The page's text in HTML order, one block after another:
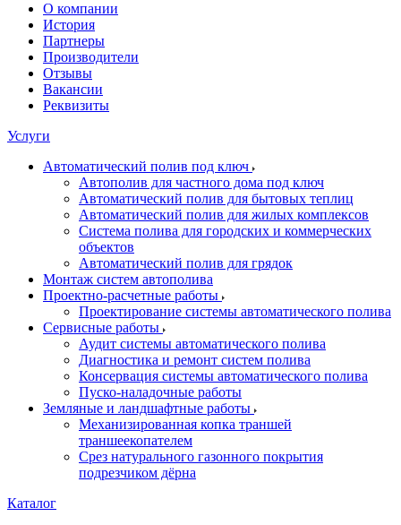
О компании
История
Партнеры
Производители
Отзывы
Вакансии
Реквизиты
Услуги
Автоматический полив под ключ
Автополив для частного дома под ключ
Автоматический полив для бытовых теплиц
Автоматический полив для жилых комплексов
Система полива для городских и коммерческих
объектов
Автоматический полив для грядок
Монтаж систем автополива
Проектно-расчетные работы
Проектирование системы автоматического полива
Сервисные работы
Аудит системы автоматического полива
Диагностика и ремонт систем полива
Консервация системы автоматического полива
Пуско-наладочные работы
Земляные и ландшафтные работы
Механизированная копка траншей
траншеекопателем
Срез натурального газонного покрытия
подрезчиком дёрна
Каталог